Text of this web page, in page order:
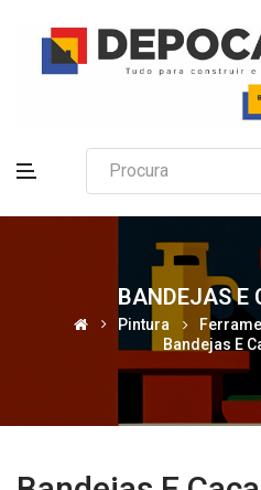
BANDEJAS E
Pintura
Bandejas E